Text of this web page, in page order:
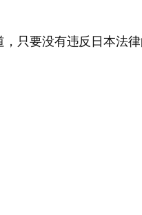
只要没有违反日本法